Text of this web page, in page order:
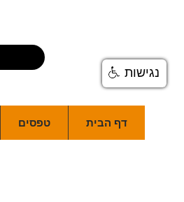
דף הבית טפסים
נגישות